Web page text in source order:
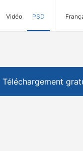
Vidéo PSD
Téléchargement